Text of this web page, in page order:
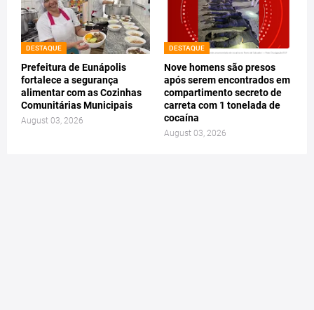
DESTAQUE
Prefeitura de Eunápolis
fortalece a segurança
alimentar com as Cozinhas
Comunitárias Municipais
August 03, 2026
DESTAQUE
Nove homens são presos
após serem encontrados em
compartimento secreto de
carreta com 1 tonelada de
cocaína
August 03, 2026